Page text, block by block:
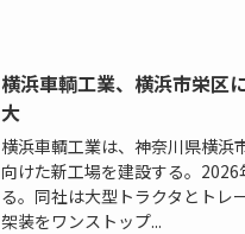
横浜車輌工業、横浜市栄区
大
横浜車輌工業は、神奈川県横浜
向けた新工場を建設する。
る。同社は大型トラクタとトレ
架装をワンストップ...